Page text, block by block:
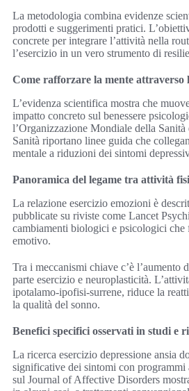
La metodologia combina evidenze
prodotti e suggerimenti pratici.
concrete per integrare l’attività nella
l’esercizio in un vero strumento di
Come rafforzare la mente attraverso
L’evidenza scientifica mostra che
impatto concreto sul benessere
l’Organizzazione Mondiale della Sanità
Sanità riportano linee guida che
mentale a riduzioni dei sintomi
Panoramica del legame tra attività
La relazione esercizio emozioni è
pubblicate su riviste come Lancet
cambiamenti biologici e psicologici
emotivo.
Tra i meccanismi chiave c’è l’aumento
parte esercizio e neuroplasticità.
ipotalamo-ipofisi-surrene, riduce la
la qualità del sonno.
Benefici specifici osservati in studi e
La ricerca esercizio depressione ansia
significative dei sintomi con programmi
sul Journal of Affective Disorders